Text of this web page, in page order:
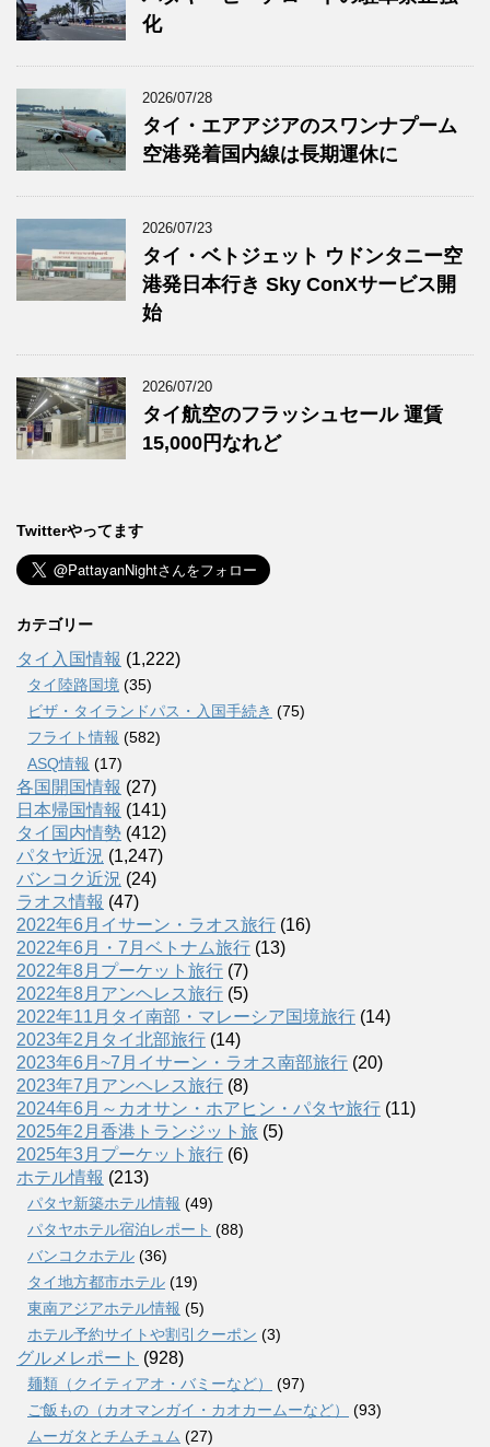
化
2026/07/28
タイ・エアアジアのスワンナプーム
空港発着国内線は長期運休に
2026/07/23
タイ・ベトジェット ウドンタニー空
港発日本行き Sky ConXサービス開
始
2026/07/20
タイ航空のフラッシュセール 運賃
15,000円なれど
Twitterやってます
カテゴリー
タイ入国情報 (1,222)
タイ陸路国境 (35)
ビザ・タイランドパス・入国手続き (75)
フライト情報 (582)
ASQ情報 (17)
各国開国情報 (27)
日本帰国情報 (141)
タイ国内情勢 (412)
パタヤ近況 (1,247)
バンコク近況 (24)
ラオス情報 (47)
2022年6月イサーン・ラオス旅行 (16)
2022年6月・7月ベトナム旅行 (13)
2022年8月プーケット旅行 (7)
2022年8月アンヘレス旅行 (5)
2022年11月タイ南部・マレーシア国境旅行 (14)
2023年2月タイ北部旅行 (14)
2023年6月~7月イサーン・ラオス南部旅行 (20)
2023年7月アンヘレス旅行 (8)
2024年6月～カオサン・ホアヒン・パタヤ旅行 (11)
2025年2月香港トランジット旅 (5)
2025年3月プーケット旅行 (6)
ホテル情報 (213)
パタヤ新築ホテル情報 (49)
パタヤホテル宿泊レポート (88)
バンコクホテル (36)
タイ地方都市ホテル (19)
東南アジアホテル情報 (5)
ホテル予約サイトや割引クーポン (3)
グルメレポート (928)
麺類（クイティアオ・バミーなど）
(97)
ご飯もの（カオマンガイ・カオカームーなど）
(93)
ムーガタとチムチュム (27)